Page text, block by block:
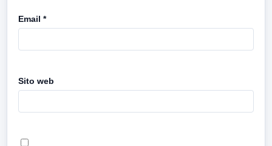
Email *
Sito web